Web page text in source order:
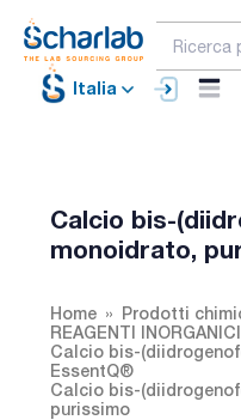
Italia
Calcio bis-
monoidrato,
Home
Prodotti
REAGENTI INORGANICI
Calcio bis-
EssentQ®
Calcio bis-
purissimo